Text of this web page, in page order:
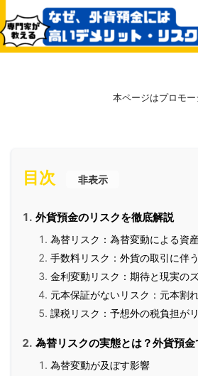
本ページはプロモー
目次 非表示
外貨預金のリスクを徹底解説
為替リスク：為替変動による資
手数料リスク：外貨の取引に伴
金利変動リスク：期待と現実の
元本保証がないリスク：元本割
課税リスク：予想外の税負担が
為替リスクの実態とは？外貨預
為替変動が及ぼす影響